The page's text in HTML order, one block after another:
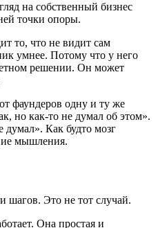
на собственный бизнес
точки опоры.
то, что не видит сам
умнее. Потому что у него
решении. Он может
фаундеров одну и ту же
но как-то не думал об этом».
Как будто мозг
мышления.
шагов. Это не тот случай.
Она простая и